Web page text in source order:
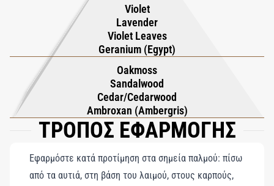
Violet
Lavender
Violet Leaves
Geranium (Egypt)
Oakmoss
Sandalwood
Cedar/Cedarwood
Ambroxan (Ambergris)
ΤΡΟΠΟΣ ΕΦΑΡΜΟΓΗΣ
Εφαρμόστε κατά προτίμηση στα σημεία παλμού: πίσω
από τα αυτιά, στη βάση του λαιμού, στους καρπούς,